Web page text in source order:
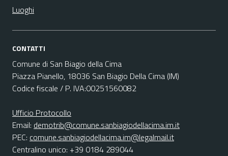
Luoghi
CONTATTI
Comune di San Biagio della Cima
Piazza Pianello, 18036 San Biagio Della Cima (IM)
Codice fiscale / P. IVA:00251560082
Ufficio Protocollo
Email: demotrib@comune.sanbiagiodellacima.im.it
PEC: comune.sanbiagiodellacima.im@legalmail.it
Centralino unico: +39 0184 289044